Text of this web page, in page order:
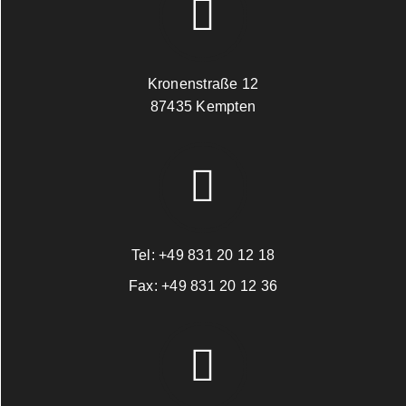
Kronenstraße 12
87435 Kempten
Tel: +49 831 20 12 18
Fax: +49 831 20 12 36